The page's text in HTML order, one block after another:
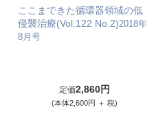
ここまできた循環器領域の低
侵襲治療(Vol.122 No.2)2018年
8月号
定価2,860円
(本体2,600円 ＋ 税)